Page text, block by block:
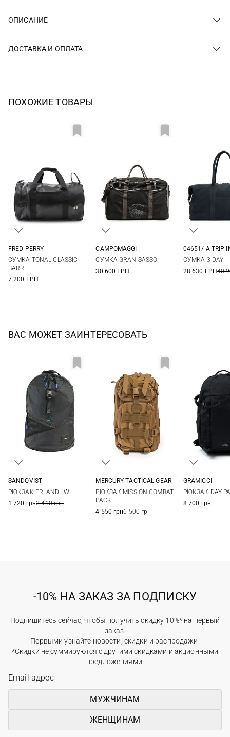
ОПИСАНИЕ
ДОСТАВКА И ОПЛАТА
ПОХОЖИЕ ТОВАРЫ
FRED PERRY
СУМКА TONAL CLASSIC
BARREL
7 200 ГРН
CAMPOMAGGI
СУМКА GRAN SASSO
30 600 ГРН
04651/ A TRIP
СУМКА 3 DAY
28 630 ГРН40
ВАС МОЖЕТ ЗАИНТЕРЕСОВАТЬ
SANDQVIST
РЮКЗАК ERLAND LW
1 720 грн3 440 грн
MERCURY TACTICAL GEAR
РЮКЗАК MISSION COMBAT
PACK
4 550 грн6 500 грн
GRAMICCI
РЮКЗАК DAY
8 700 грн
-10% НА ЗАКАЗ ЗА ПОДПИСКУ
Подпишитесь сейчас, чтобы получить скидку 10%* на первый
заказ.
Первыми узнайте новости, скидки и распродажи.
*Скидки не суммируются с другими скидками и акционными
предложениями.
МУЖЧИНАМ
ЖЕНЩИНАМ